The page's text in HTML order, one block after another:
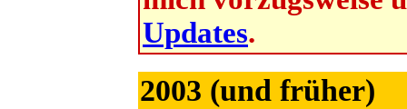
Updates.
2003 (und früher)